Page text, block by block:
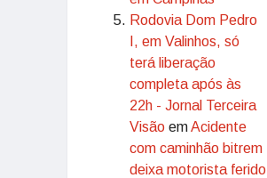
Rodovia Dom Pedro
I, em Valinhos, só
terá liberação
completa após às
22h - Jornal Terceira
Visão emAcidente
com caminhão bitrem
deixa motorista ferido